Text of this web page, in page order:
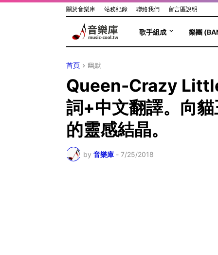
關於音樂庫 站務紀錄 聯絡我們 留言區說明
歌手組成 樂團
首頁 幽默
Queen-Crazy
詞+中文翻譯。向
的靈感結晶。
by 音樂庫 - 7/25/2018